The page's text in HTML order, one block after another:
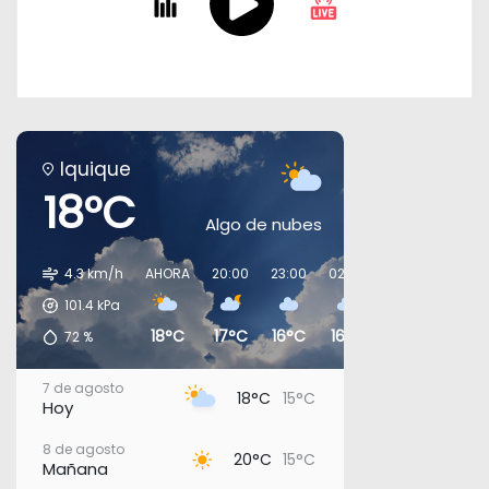
Iquique
18°C Algo de nubes
4.3 km/h
101.4kPa
72 %
AHORA
18°C
20:00
17°C
23:00
16°C
02:00
16°C
7 de agosto
Hoy 18°C 15°C
8 de agosto
Mañana 20°C 15°C